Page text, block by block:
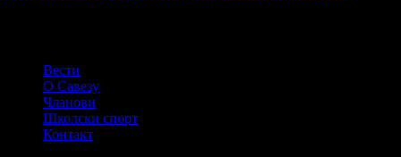
Вести
О Савезу
Чланови
Школски спорт
Контакт